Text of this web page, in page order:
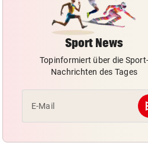
Sport News
Topinformiert über die
Nachrichten des Tages
E-Mail